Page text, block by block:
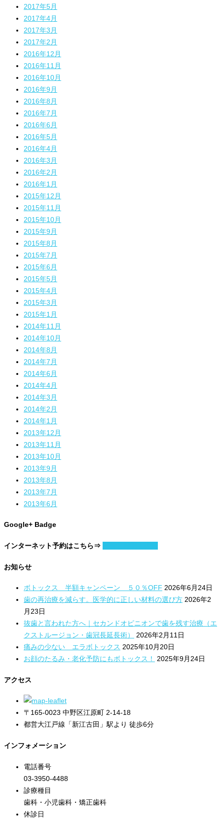
2017年5月
2017年4月
2017年3月
2017年2月
2016年12月
2016年11月
2016年10月
2016年9月
2016年8月
2016年7月
2016年6月
2016年5月
2016年4月
2016年3月
2016年2月
2016年1月
2015年12月
2015年11月
2015年10月
2015年9月
2015年8月
2015年7月
2015年6月
2015年5月
2015年4月
2015年3月
2015年1月
2014年11月
2014年10月
2014年8月
2014年7月
2014年6月
2014年4月
2014年3月
2014年2月
2014年1月
2013年12月
2013年11月
2013年10月
2013年9月
2013年8月
2013年7月
2013年6月
Google+ Badge
インターネット予約はこちら⇒
お知らせ
ボトックス 半額キャンペーン ５０％OFF 2026年6月24日
歯の再治療を減らす。医学的に正しい材料の選び方 2026年2
月23日
抜歯と言われた方へ｜セカンドオピニオンで歯を残す治療（エ
クストルージョン・歯冠長延長術）
2026年2月11日
痛みの少ない エラボトックス 2025年10月20日
お顔のたるみ・老化予防にもボトックス！
2025年9月24日
アクセス
〒165-0023 中野区江原町 2-14-18
都営大江戸線「新江古田」駅より 徒歩6分
インフォメーション
電話番号
03-3950-4488
診療種目
歯科・小児歯科・矯正歯科
休診日